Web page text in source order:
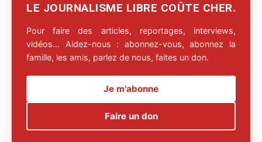
LE JOURNALISME LIBRE COÛTE CHER.
Pour faire des articles, reportages, interviews,
vidéos… Aidez-nous : abonnez-vous, abonnez la
famille, les amis, parlez de nous, faites un don.
Je m'abonne
Faire un don